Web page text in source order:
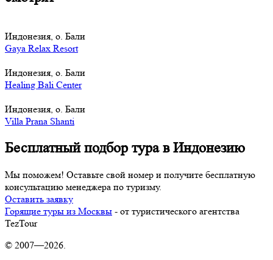
Индонезия, о. Бали
Gaya Relax Resort
Индонезия, о. Бали
Healing Bali Center
Индонезия, о. Бали
Villa Prana Shanti
Бесплатный подбор тура в Индонезию
Мы поможем! Оставьте свой номер и получите бесплатную
консультацию менеджера по туризму.
Оставить заявку
Горящие туры из Москвы - от туристического агентства
TezTour
© 2007—2026.